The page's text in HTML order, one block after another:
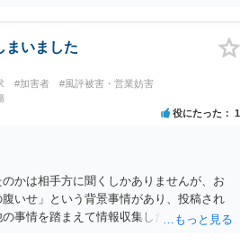
の日に生まれた者に限る。）は、一年以
下の罰金に処する。 一 威迫し、偽計を用
すること。 二 拒まれたにもかかわらず、
。 三 金銭その他の利益を供与し、又は
て面会を要求すること。 2前項の罪を犯
当該十六歳未満の者と面会をした者は、
まいました
#加害者
#風評被害・営業妨害
役にたった 1
かは相手方に聞くしかありませんが、お
いせ」という背景事情があり、投稿され
事情を踏まえて情報収集した結果、この